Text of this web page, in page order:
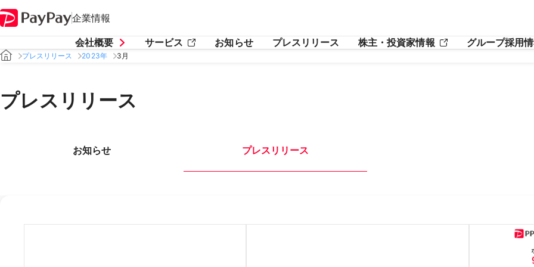
企業情報
会社概要 サービス お知らせ プレスリリース 株主・投資家情報 グループ採用
プレスリリース 2023年 3月
プレスリリース
お知らせ プレスリリース